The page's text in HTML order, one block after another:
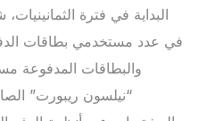
البداية في فترة
في عدد مستخدمي بطاقات
والبطاقات المدفوعة